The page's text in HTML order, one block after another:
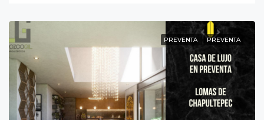
PREVENTA PREVENTA